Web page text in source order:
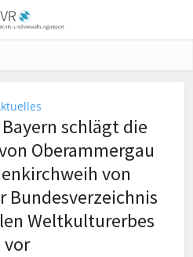
schlägt die
Oberammergau
von
Bundesverzeichnis
Weltkulturerbes
vor